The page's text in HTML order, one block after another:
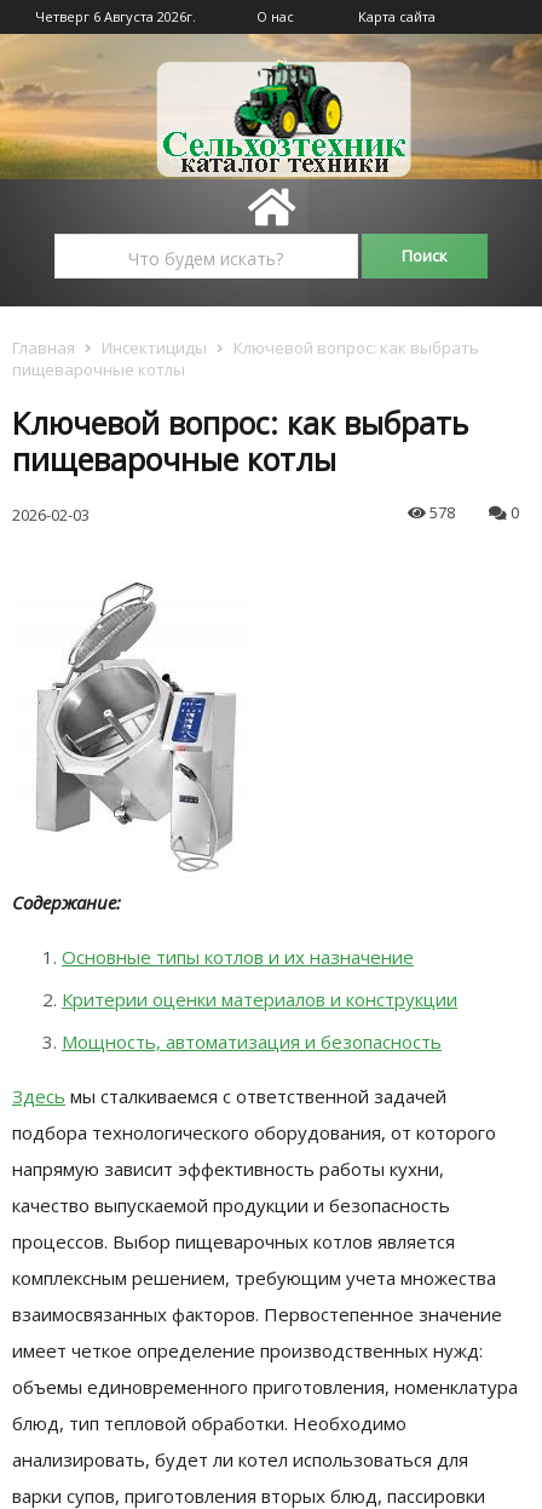
Четверг 6 Августа 2026г. О нас Карта сайта
Главная Инсектициды
Ключевой вопрос: как выбрать
пищеварочные котлы
Ключевой вопрос: как выбрать
пищеварочные котлы
2026-02-03 578 0
Содержание:
Основные типы котлов и их назначение
Критерии оценки материалов и конструкции
Мощность, автоматизация и безопасность
Здесь мы сталкиваемся с ответственной задачей
подбора технологического оборудования, от которого
напрямую зависит эффективность работы кухни,
качество выпускаемой продукции и безопасность
процессов. Выбор пищеварочных котлов является
комплексным решением, требующим учета множества
взаимосвязанных факторов. Первостепенное значение
имеет четкое определение производственных нужд:
объемы единовременного приготовления, номенклатура
блюд, тип тепловой обработки. Необходимо
анализировать, будет ли котел использоваться для
варки супов, приготовления вторых блюд, пассировки